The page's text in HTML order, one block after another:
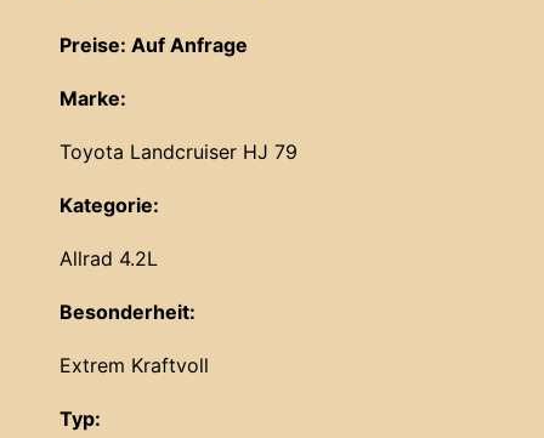
Preise: Auf Anfrage
Marke:
Toyota Landcruiser HJ 79
Kategorie:
Allrad 4.2L
Besonderheit:
Extrem Kraftvoll
Typ: